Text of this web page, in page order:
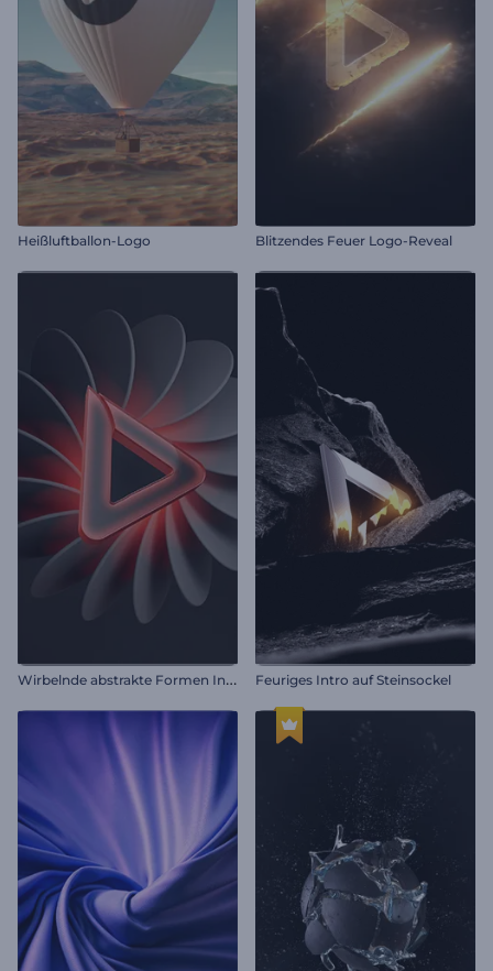
Heißluftballon-Logo Blitzendes Feuer Logo-Reveal
W
irbelnde abstrakte Formen Intro Feuriges Intro auf Steinsockel